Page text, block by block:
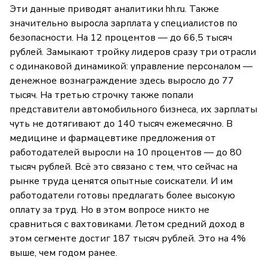
Эти данные приводят аналитики hh.ru. Также
значительно выросла зарплата у специалистов по
безопасности. На 12 процентов — до 66,5 тысяч
рублей. Замыкают тройку лидеров сразу три отрасли
с одинаковой динамикой: управление персоналом —
денежное вознаграждение здесь выросло до 77
тысяч. На третью строчку также попали
представители автомобильного бизнеса, их зарплаты
чуть не дотягивают до 140 тысяч ежемесячно. В
медицине и фармацевтике предложения от
работодателей выросли на 10 процентов — до 80
тысяч рублей. Всё это связано с тем, что сейчас на
рынке труда ценятся опытные соискатели. И им
работодатели готовы предлагать более высокую
оплату за труд. Но в этом вопросе никто не
сравниться с вахтовиками. Летом средний доход в
этом сегменте достиг 187 тысяч рублей. Это на 4%
выше, чем годом ранее.